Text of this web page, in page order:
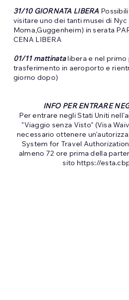
31/10 GIORNATA LIBERA
visitare uno dei tanti musei di Nyc
Moma,Guggenheim) in serata
CENA LIBERA
01/11 mattinatalibera e nel primo
trasferimento in aeroporto e
giorno dopo)
INFO PER ENTRARE
Per entrare negli Stati Uniti
"Viaggio senza Visto" (Visa
necessario ottenere
System for Travel
almeno 72 ore prima della
sito https://